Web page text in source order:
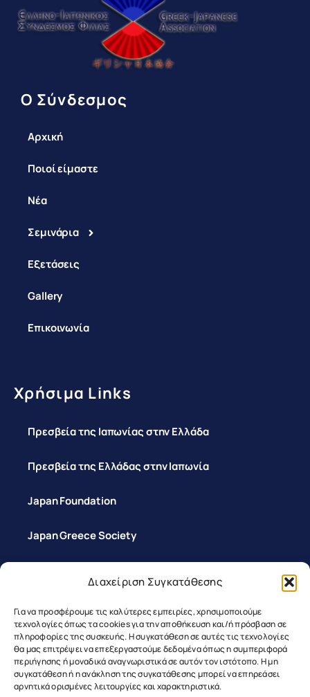
Διαχείριση Συγκατάθεσης
Για να προσφέρουμε τις καλύτερες εμπειρίες, χρησιμοποιούμε
τεχνολογίες όπως τα cookies για την αποθήκευση και/ή πρόσβαση σε
πληροφορίες της συσκευής. Η συγκατάθεση σε αυτές τις τεχνολογίες
θα μας επιτρέψει να επεξεργαστούμε δεδομένα όπως η συμπεριφορά
περιήγησης ή μοναδικά αναγνωριστικά σε αυτόν τον ιστότοπο. Η μη
συγκατάθεση ή η ανάκληση της συγκατάθεσης μπορεί να επηρεάσει
αρνητικά ορισμένες λειτουργίες και χαρακτηριστικά.
Ο Σύνδεσμος
Αρχική
Ποιοί είμαστε
Νέα
Σεμινάρια
Εξετάσεις
Gallery
Επικοινωνία
Χρήσιμα Links
Πρεσβεία της Ιαπωνίας στην Ελλάδα
Πρεσβεία της Ελλάδας στην Ιαπωνία
Japan Foundation
Japan Greece Society
Επικοινωνία